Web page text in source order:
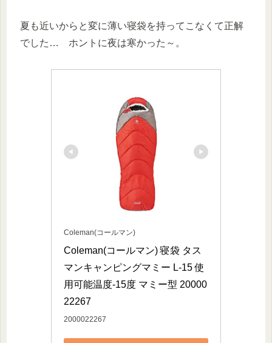
夏も近いからと変に薄い寝袋を持ってこなくて正解
でした… ホントに夜は寒かった～。
Coleman(コールマン)
Coleman(コールマン) 寝袋 タス
マンキャンピングマミー L-15 使
用可能温度-15度 マミー型 20000
22267
2000022267